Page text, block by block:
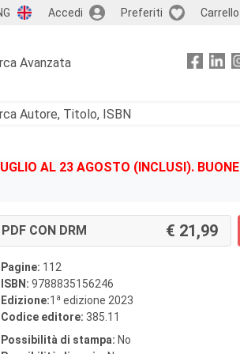
Accedi Preferiti Carrello
Avanzata
AL 23 AGOSTO (INCLUSI). BUONE
PDF CON DRM 21,99
Pagine: 112
ISBN: 9788835156246
Edizione:1 a edizione 2023
Codice editore: 385.11
Possibilità di stampa: No